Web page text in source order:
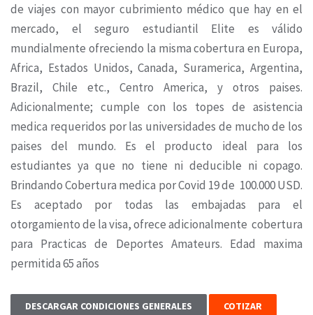
de viajes con mayor cubrimiento médico que hay en el
mercado, el seguro estudiantil Elite es válido
mundialmente ofreciendo la misma cobertura en Europa,
Africa, Estados Unidos, Canada, Suramerica, Argentina,
Brazil, Chile etc., Centro America, y otros paises.
Adicionalmente; cumple con los topes de asistencia
medica requeridos por las universidades de mucho de los
paises del mundo. Es el producto ideal para los
estudiantes ya que no tiene ni deducible ni copago.
Brindando Cobertura medica por Covid 19 de 100.000 USD.
Es aceptado por todas las embajadas para el
otorgamiento de la visa, ofrece adicionalmente cobertura
para Practicas de Deportes Amateurs. Edad maxima
permitida 65 años
DESCARGAR CONDICIONES GENERALES
COTIZAR